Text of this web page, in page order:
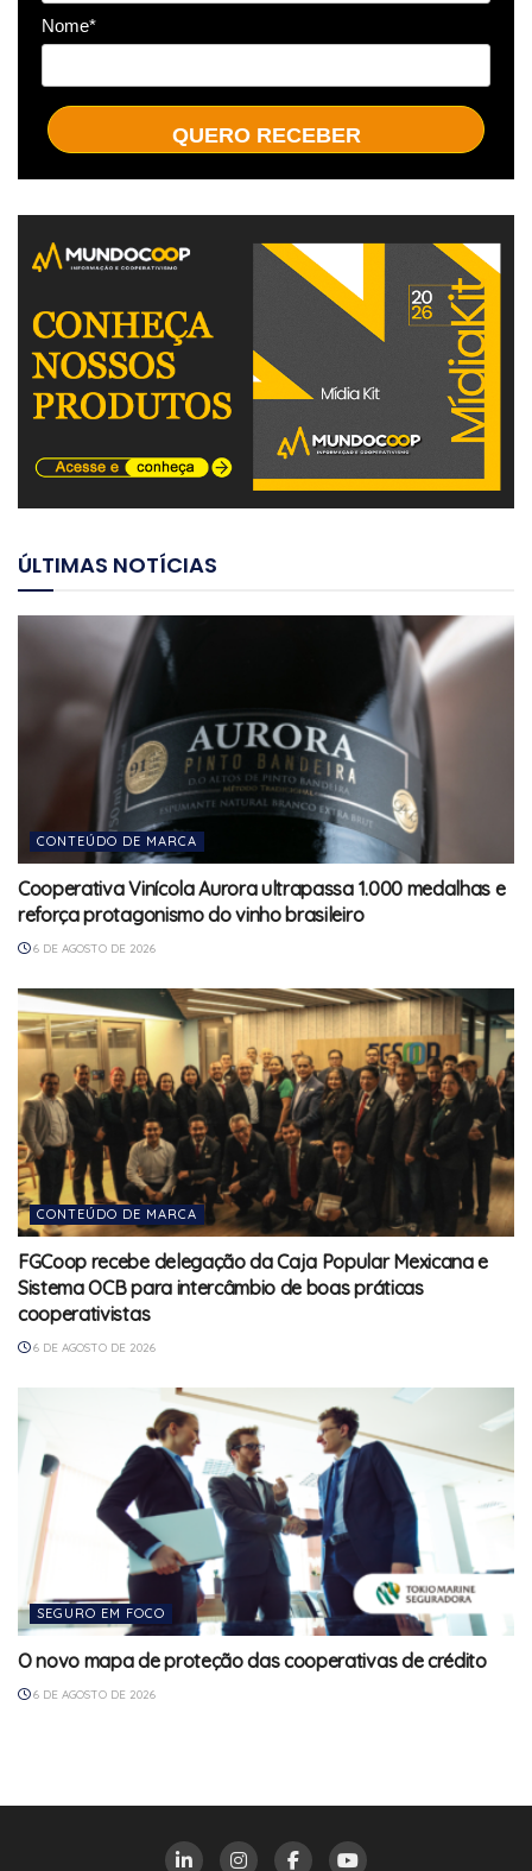
Nome*
QUERO RECEBER
ÚLTIMAS NOTÍCIAS
CONTEÚDO DE MARCA
Cooperativa Vinícola Aurora ultrapassa 1.000 medalhas e
reforça protagonismo do vinho brasileiro
6 DE AGOSTO DE 2026
CONTEÚDO DE MARCA
FGCoop recebe delegação da Caja Popular Mexicana e
Sistema OCB para intercâmbio de boas práticas
cooperativistas
6 DE AGOSTO DE 2026
SEGURO EM FOCO
O novo mapa de proteção das cooperativas de crédito
6 DE AGOSTO DE 2026